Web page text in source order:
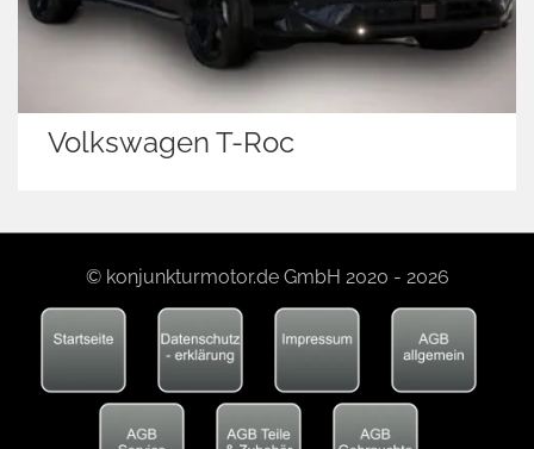
Volkswagen T-Roc
© konjunkturmotor.de GmbH 2020 - 2026